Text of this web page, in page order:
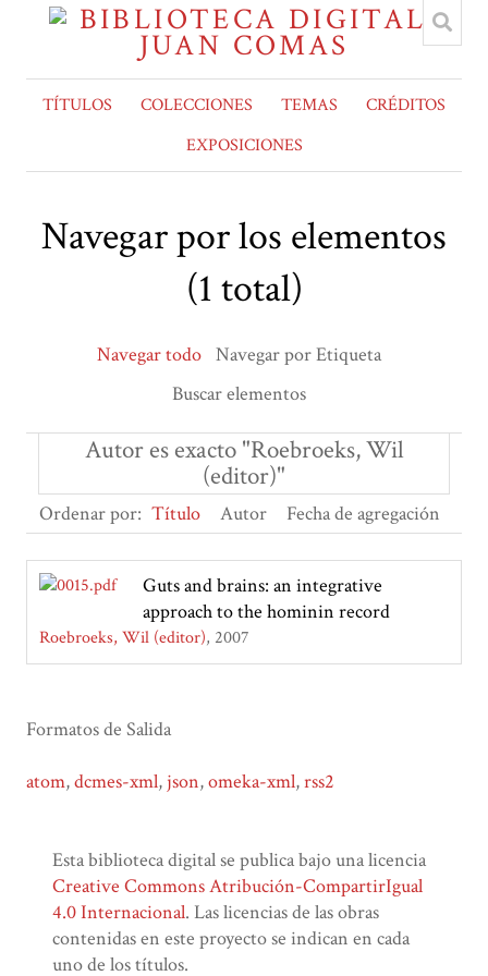
TÍTULOS COLECCIONES TEMAS
CRÉDITOS
EXPOSICIONES
Navegar por los elementos
(1 total)
Navegar todo Navegar por Etiqueta
Buscar elementos
Autor es exacto "Roebroeks, Wil
(editor)"
Ordenar por: Título Autor Fecha de agregación
Guts and brains: an integrative
approach to the hominin record
Roebroeks, Wil (editor) 2007
Formatos de Salida
atom,dcmes-xml, json,omeka-xml,rss2
Esta biblioteca digital se publica bajo una licencia
Creative Commons Atribución-CompartirIgual
4.0 Internacional. Las licencias de las obras
contenidas en este proyecto se indican en cada
uno de los títulos.